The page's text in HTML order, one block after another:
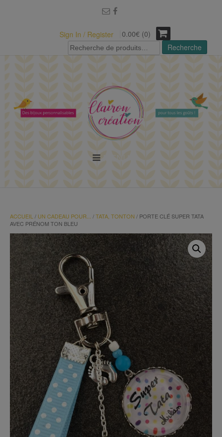
Sign In / Register
0.00€ (0)
Recherche
pour :
Recherche
ACCUEIL / UN CADEAU POUR... /TATA, TONTON / PORTE CLÉ SUPER TATA
AVEC PRÉNOM TON BLEU